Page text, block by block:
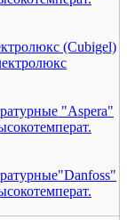
(Cubigel)
"Aspera"